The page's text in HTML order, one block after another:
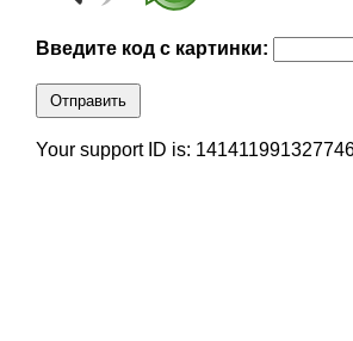
Введите код с картинки:
Отправить
Your support ID is: